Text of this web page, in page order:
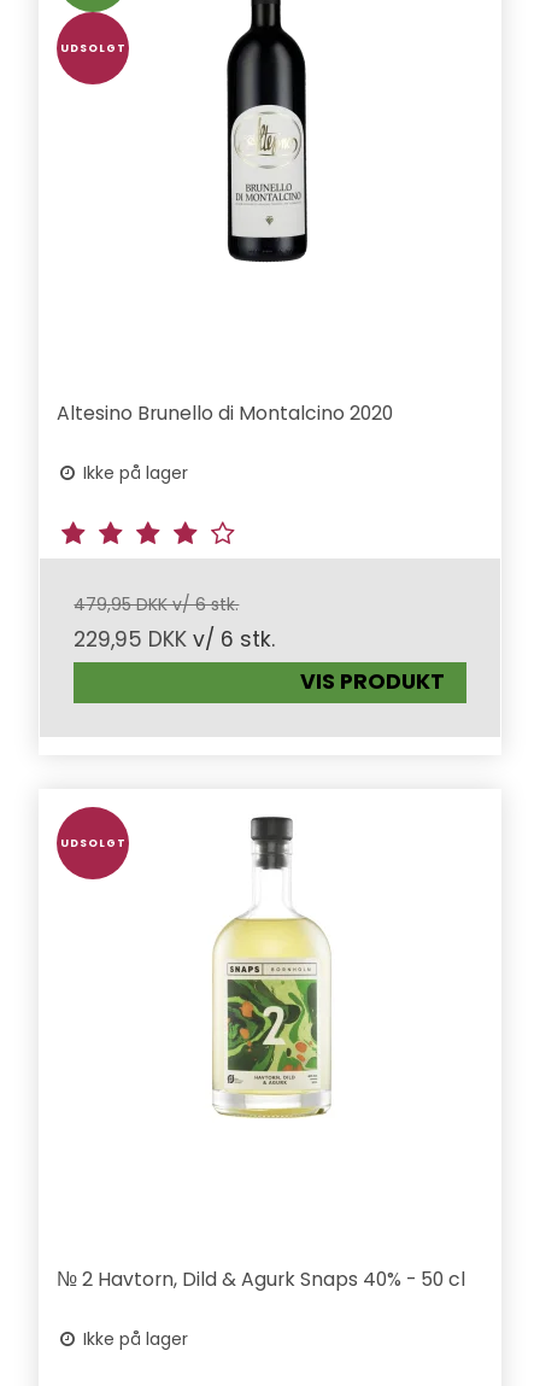
UDSOLGT
Altesino Brunello di Montalcino 2020
Ikke på lager
479,95 DKK v/ 6 stk.
229,95 DKK v/ 6 stk.
VIS PRODUKT
UDSOLGT
№ 2 Havtorn, Dild & Agurk Snaps 40% - 50 cl
Ikke på lager